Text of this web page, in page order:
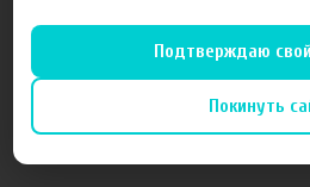
Vape Band, г. Казань
ЁЖивика Vape, г. Омск
Elite Vapor Club, г. Гулькевичи
Подтверждаю
Покинуть